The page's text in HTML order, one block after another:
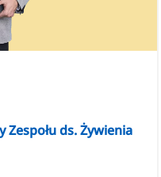
ds. Żywienia